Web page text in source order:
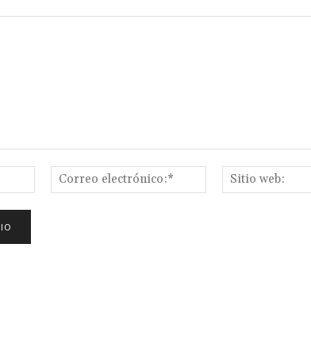
Nombre:*
Correo
electrónico:*